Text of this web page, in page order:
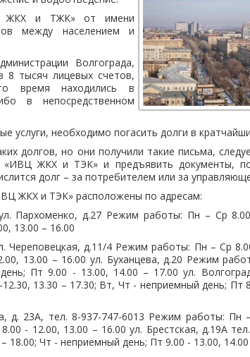
ЖКХ и ТЖК» от имени
между населением и
Волгограда,
8 тысяч лицевых счетов,
время находились в
в непосредственном
необходимо погасить долги в
долгов, но они получили такие письма,
ЖКХ и ТЭК» и предъявить документы,
долг – за потребителем или за
ЖКХ и ТЭК» расположены по адресам:
Пархоменко, д.27 Режим работы: Пн – Ср
13.00 – 16.00
Череповецкая, д.11/4 Режим работы: Пн – Ср
13.00 – 16.00 ул. Буханцева, д.20 Режим
Пт 9.00 - 13.00, 14.00 – 17.00 ул.
13.30 – 17.30; Вт, Чт - неприемный день; Пт
д. 23А, тел. 8-937-747-6013 Режим работы: Пн
- 12.00, 13.00 – 16.00 ул. Брестская, д.19А
Чт - неприемный день; Пт 9.00 - 13.00, 14.00